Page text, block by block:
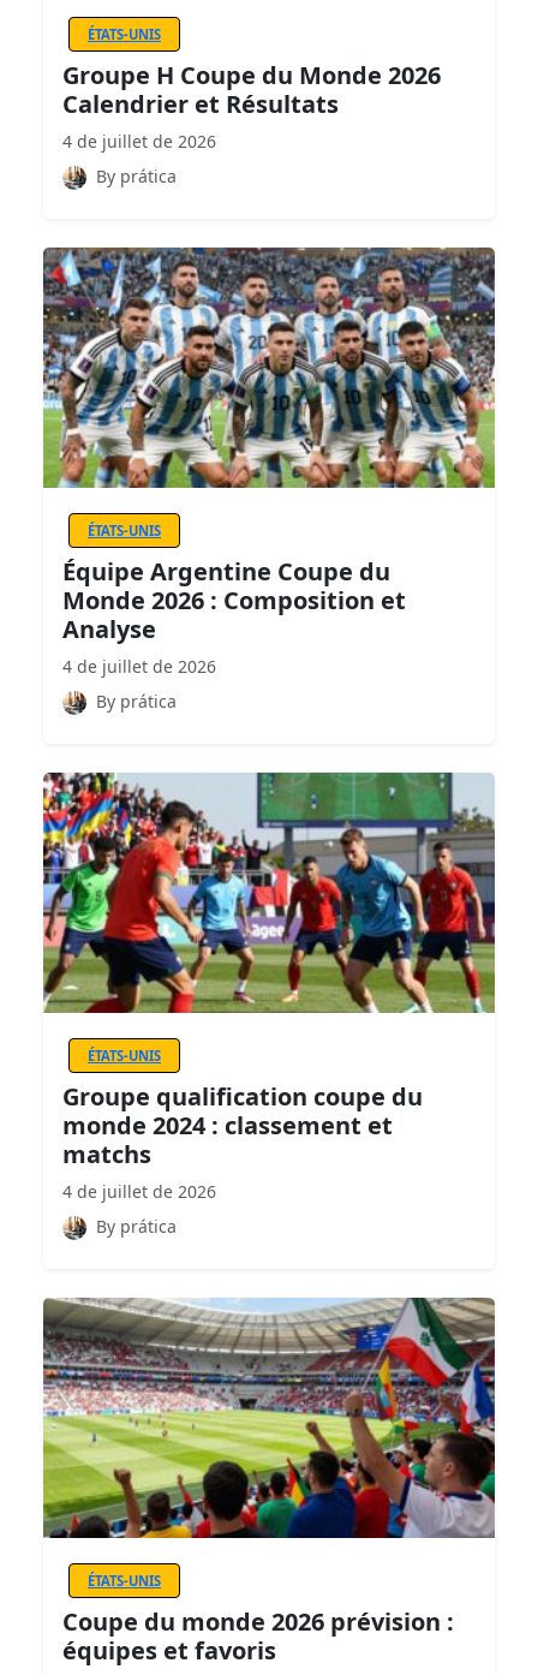
ÉTATS-UNIS
Groupe H Coupe du Monde 2026
Calendrier et Résultats
4 de juillet de 2026
By prática
ÉTATS-UNIS
Équipe Argentine Coupe du
Monde 2026 : Composition et
Analyse
4 de juillet de 2026
By prática
ÉTATS-UNIS
Groupe qualification coupe du
monde 2024 : classement et
matchs
4 de juillet de 2026
By prática
ÉTATS-UNIS
Coupe du monde 2026 prévision :
équipes et favoris